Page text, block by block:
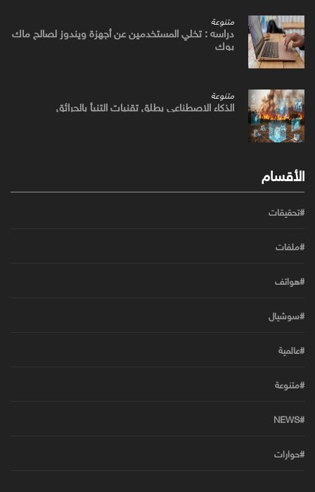
متنوعة
دراسه : تخلي المستخدمين عن أجهزة ويندوز لصالح ماك
بوك
متنوعة
الذكاء الاصطناعي يطلق تقنيات التنبأ بالحرائق
الأقسام
#تحقيقات
#ملفات
#هواتف
#سوشيال
#عالمية
#متنوعة
#NEWS
#حوارات